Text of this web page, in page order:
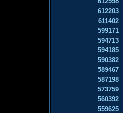
612203
611402
599171
594713
594185
590382
589467
587198
573759
560392
559625